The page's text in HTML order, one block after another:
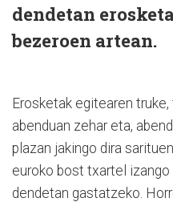
dendetan
bezeroen artean.
Erosketak egitearen
abenduan zehar eta,
plazan jakingo dira
euroko bost txartel izango
dendetan gastatzeko.